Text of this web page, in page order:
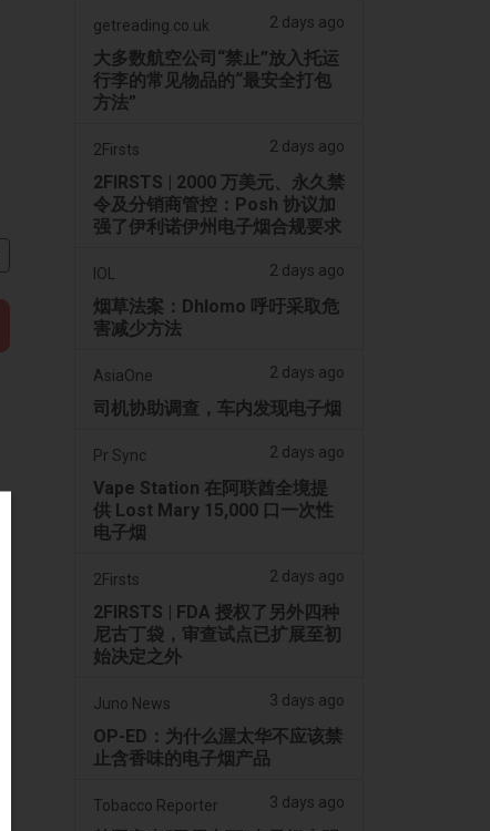
getreading.co.uk 2 days ago
大多数航空公司“禁止”放入托运
行李的常见物品的“最安全打包
方法”
2Firsts 2 days ago
2FIRSTS | 2000 万美元、永久禁
令及分销商管控：Posh 协议加
强了伊利诺伊州电子烟合规要求
IOL 2 days ago
烟草法案：Dhlomo 呼吁采取危
害减少方法
AsiaOne 2 days ago
司机协助调查，车内发现电子烟
Pr Sync 2 days ago
Vape Station 在阿联酋全境提
供 Lost Mary 15,000 口一次性
电子烟
2Firsts 2 days ago
2FIRSTS | FDA 授权了另外四种
尼古丁袋，审查试点已扩展至初
始决定之外
Juno News 3 days ago
OP-ED：为什么渥太华不应该禁
止含香味的电子烟产品
Tobacco Reporter 3 days ago